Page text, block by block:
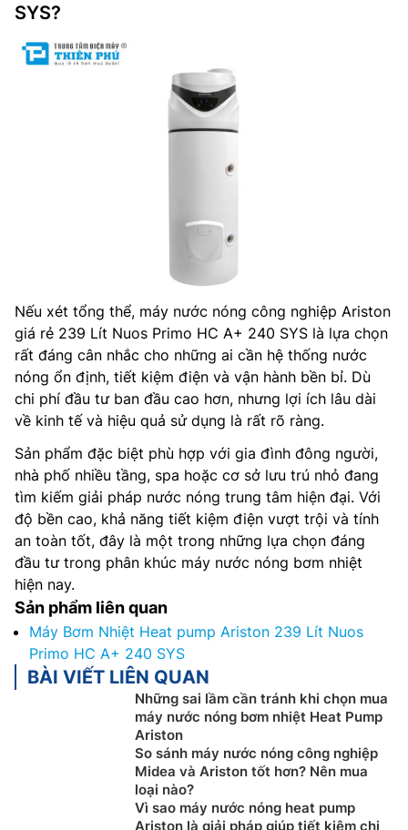
SYS?
Nếu xét tổng thể, máy nước nóng công nghiệp Ariston
giá rẻ 239 Lít Nuos Primo HC A+ 240 SYS là lựa chọn
rất đáng cân nhắc cho những ai cần hệ thống nước
nóng ổn định, tiết kiệm điện và vận hành bền bỉ. Dù
chi phí đầu tư ban đầu cao hơn, nhưng lợi ích lâu dài
về kinh tế và hiệu quả sử dụng là rất rõ ràng.
Sản phẩm đặc biệt phù hợp với gia đình đông người,
nhà phố nhiều tầng, spa hoặc cơ sở lưu trú nhỏ đang
tìm kiếm giải pháp nước nóng trung tâm hiện đại. Với
độ bền cao, khả năng tiết kiệm điện vượt trội và tính
an toàn tốt, đây là một trong những lựa chọn đáng
đầu tư trong phân khúc máy nước nóng bơm nhiệt
hiện nay.
Sản phẩm liên quan
Máy Bơm Nhiệt Heat pump Ariston 239 Lít Nuos
Primo HC A+ 240 SYS
BÀI VIẾT LIÊN QUAN
Những sai lầm cần tránh khi chọn mua
máy nước nóng bơm nhiệt Heat Pump
Ariston
So sánh máy nước nóng công nghiệp
Midea và Ariston tốt hơn? Nên mua
loại nào?
Vì sao máy nước nóng heat pump
Ariston là giải pháp giúp tiết kiệm chi